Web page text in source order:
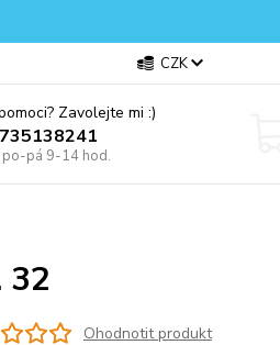
CZK
Zavolejte mi :)
pá 9-14 hod.
32
Ohodnotit produkt